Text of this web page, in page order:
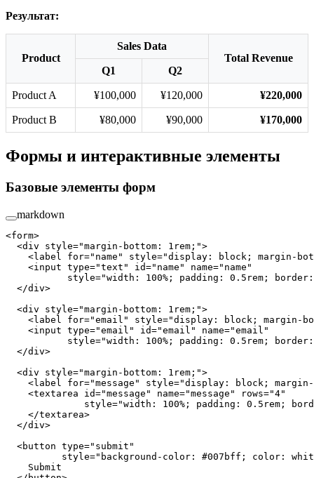
Результат:
Product
Sales Data
Total Revenue
Q1
Q2
Product A ¥100,000 ¥120,000 ¥220,000
Product B ¥80,000 ¥90,000 ¥170,000
Формы и интерактивные элементы
Базовые элементы форм
markdown
<form>
  <
div style="margin-bottom: 1rem;">
    <
label for="name" style="display: block; margin-
    <
input type="text" id="name" name="name"
           style
="width: 100%; padding: 0.5rem;
  </
div>
  <
div style="margin-bottom: 1rem;">
    <
label for="email" style="display: block; margin-
    <
input type="email" id="email" name="email"
           style
="width: 100%; padding: 0.5rem;
  </
div>
  <
div style="margin-bottom: 1rem;">
    <
label for="message" style="display: block;
    <
textarea id="message" name="message" rows="4"
              style
="width: 100%; padding: 0.5rem;
    </
textarea>
  </
div>
  <
button type="submit"
          style
="background-color: #007bff; color:
    Submit